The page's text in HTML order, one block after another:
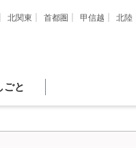
北関東 首都圏 甲信越 北陸
ごと